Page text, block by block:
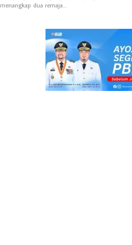
menangkap dua remaja…